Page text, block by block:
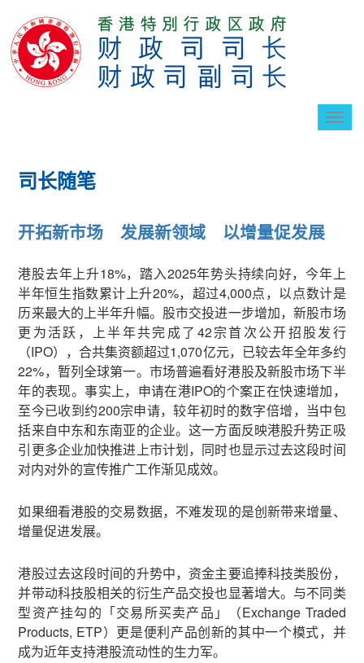
切
司长随笔
开拓新市场 发展新领域 以增量促发展
港股去年上升18%，踏入2025年势头持续向好，今年上
半年恒生指数累计上升20%，超过4,000点，以点数计是
历来最大的上半年升幅。股市交投进一步增加，新股市场
更为活跃，上半年共完成了42宗首次公开招股发行
（IPO），合共集资额超过1,070亿元，已较去年全年多约
22%，暂列全球第一。市场普遍看好港股及新股市场下半
年的表现。事实上，申请在港IPO的个案正在快速增加，
至今已收到约200宗申请，较年初时的数字倍增，当中包
括来自中东和东南亚的企业。这一方面反映港股升势正吸
引更多企业加快推进上市计划，同时也显示过去这段时间
对内对外的宣传推广工作渐见成效。
如果细看港股的交易数据，不难发现的是创新带来增量、
增量促进发展。
港股过去这段时间的升势中，资金主要追捧科技类股份，
并带动科技股相关的衍生产品交投也显著增大。与不同类
型资产挂勾的「交易所买卖产品」（Exchange Traded
Products, ETP）更是便利产品创新的其中一个模式，并
成为近年支持港股流动性的生力军。